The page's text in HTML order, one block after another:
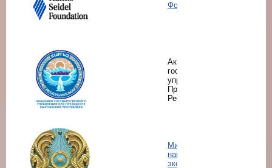
Фонд Ханнса Зайделя
Академия
государственного
управления при
Президенте Кыргызской
Республики
Министерство
национальной
экономики Республики